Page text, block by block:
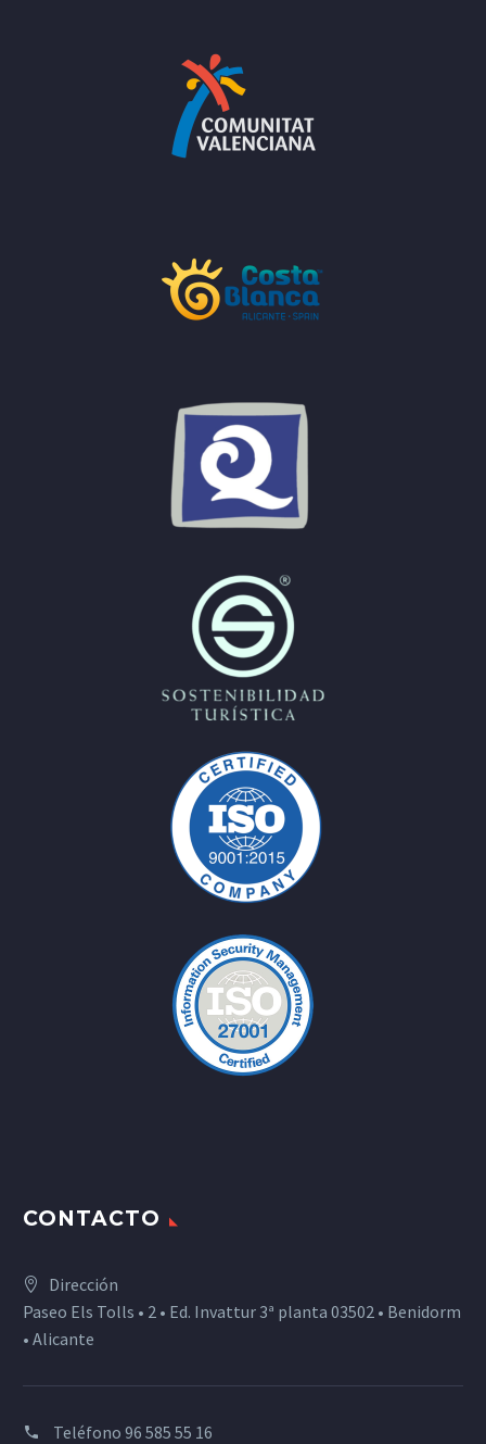
CONTACTO
Dirección
Paseo Els Tolls • 2 • Ed. Invattur 3ª planta 03502 • Benidorm
• Alicante
Teléfono 96 585 55 16